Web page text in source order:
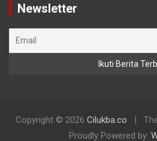
Newsletter
Copyright © 2026 Cilukba.co
Proudly Powered by: